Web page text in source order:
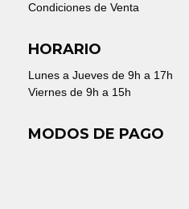
Condiciones de Venta
HORARIO
Lunes a Jueves de 9h a 17h
Viernes de 9h a 15h
MODOS DE PAGO